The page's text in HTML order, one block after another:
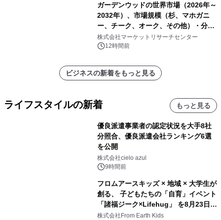
ガーデンウッドの世界市場（2026年～
2032年）、市場規模（杉、マホガニ
ー、チーク、オーク、その他）・分析
レポートを発表
株式会社マーケットリサーチセンター
12時間前
ビジネスの新着をもっと見る
ライフスタイルの新着 もっと見る
優良派遣事業者の認定状況を大手8社
分照合、優良派遣会社ランキング6選
を公開
株式会社cielo azul
9時間前
フロムアースキッズ × 地域 × 大学生が
創る、 子どもたちの「自育」イベント
「諸福ジーク×Lifehug」 を8月23日
(日)開催
株式会社From Earth Kids